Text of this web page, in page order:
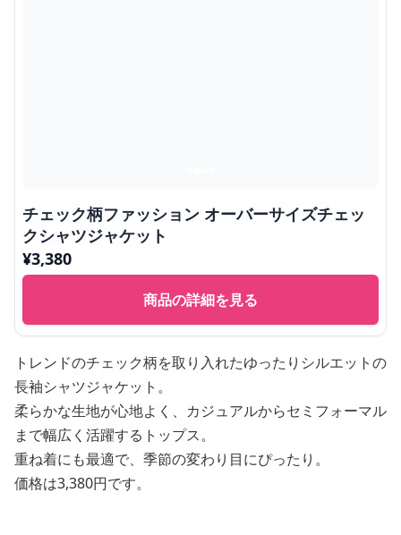
チェック柄ファッション オーバーサイズチェッ
クシャツジャケット
¥3,380
商品の詳細を見る
トレンドのチェック柄を取り入れたゆったりシルエットの
長袖シャツジャケット。
柔らかな生地が心地よく、カジュアルからセミフォーマル
まで幅広く活躍するトップス。
重ね着にも最適で、季節の変わり目にぴったり。
価格は3,380円です。